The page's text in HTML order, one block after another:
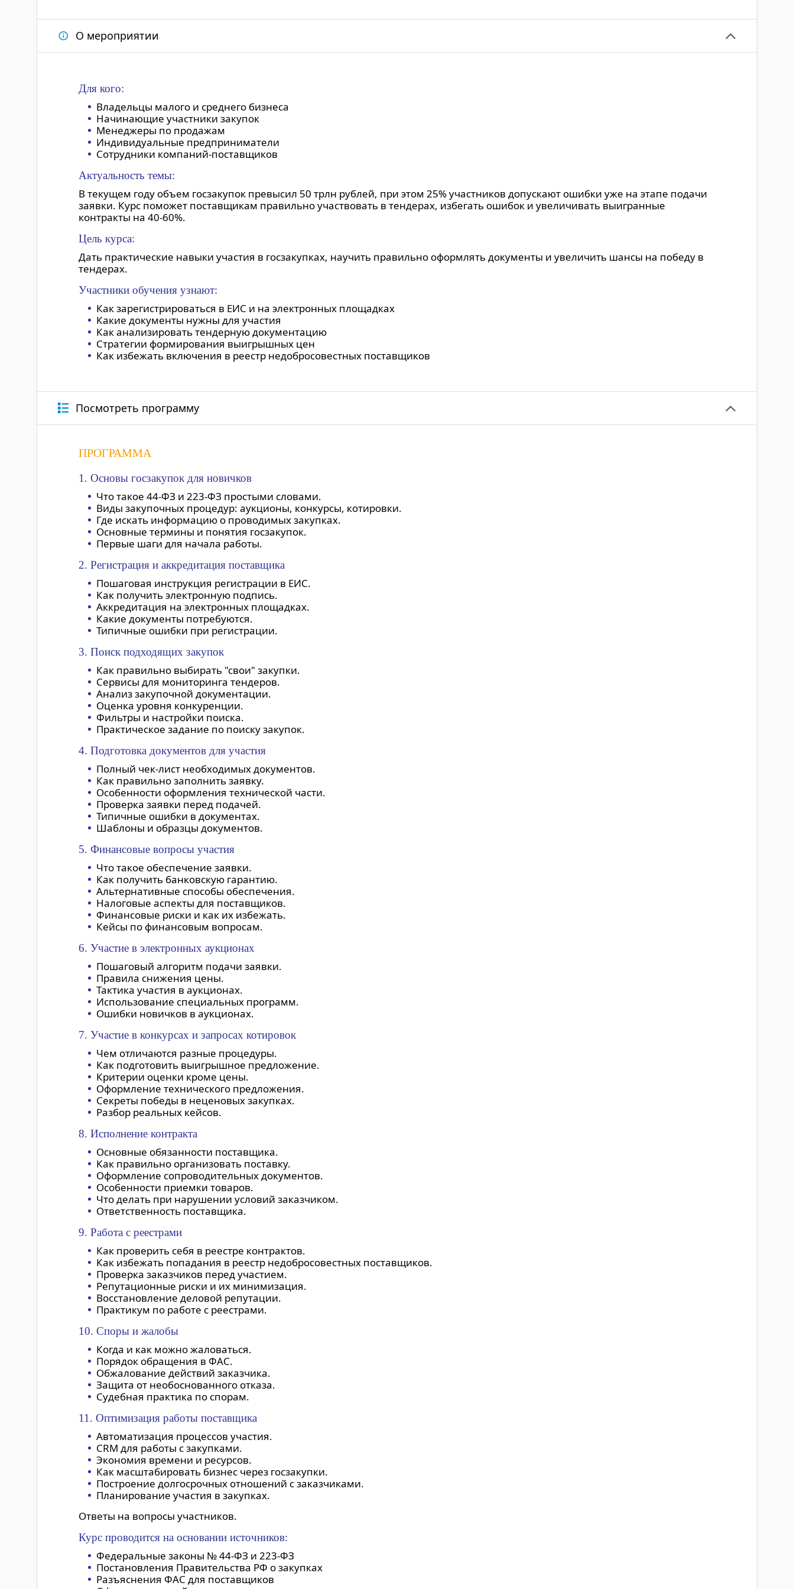
О мероприятии
Для кого:
Владельцы малого и среднего бизнеса
Начинающие участники закупок
Менеджеры по продажам
Индивидуальные предприниматели
Сотрудники компаний-поставщиков
Актуальность темы:
В текущем году объем госзакупок превысил 50 трлн рублей, при этом 25% участников допускают ошибки уже на этапе подачи
заявки. Курс поможет поставщикам правильно участвовать в тендерах, избегать ошибок и увеличивать выигранные
контракты на 40-60%.
Цель курса:
Дать практические навыки участия в госзакупках, научить правильно оформлять документы и увеличить шансы на победу в
тендерах.
Участники обучения узнают:
Как зарегистрироваться в ЕИС и на электронных площадках
Какие документы нужны для участия
Как анализировать тендерную документацию
Стратегии формирования выигрышных цен
Как избежать включения в реестр недобросовестных поставщиков
Посмотреть программу
ПРОГРАММА
1. Основы госзакупок для новичков
Что такое 44-ФЗ и 223-ФЗ простыми словами.
Виды закупочных процедур: аукционы, конкурсы, котировки.
Где искать информацию о проводимых закупках.
Основные термины и понятия госзакупок.
Первые шаги для начала работы.
2. Регистрация и аккредитация поставщика
Пошаговая инструкция регистрации в ЕИС.
Как получить электронную подпись.
Аккредитация на электронных площадках.
Какие документы потребуются.
Типичные ошибки при регистрации.
3. Поиск подходящих закупок
Как правильно выбирать "свои" закупки.
Сервисы для мониторинга тендеров.
Анализ закупочной документации.
Оценка уровня конкуренции.
Фильтры и настройки поиска.
Практическое задание по поиску закупок.
4. Подготовка документов для участия
Полный чек-лист необходимых документов.
Как правильно заполнить заявку.
Особенности оформления технической части.
Проверка заявки перед подачей.
Типичные ошибки в документах.
Шаблоны и образцы документов.
5. Финансовые вопросы участия
Что такое обеспечение заявки.
Как получить банковскую гарантию.
Альтернативные способы обеспечения.
Налоговые аспекты для поставщиков.
Финансовые риски и как их избежать.
Кейсы по финансовым вопросам.
6. Участие в электронных аукционах
Пошаговый алгоритм подачи заявки.
Правила снижения цены.
Тактика участия в аукционах.
Использование специальных программ.
Ошибки новичков в аукционах.
7. Участие в конкурсах и запросах котировок
Чем отличаются разные процедуры.
Как подготовить выигрышное предложение.
Критерии оценки кроме цены.
Оформление технического предложения.
Секреты победы в неценовых закупках.
Разбор реальных кейсов.
8. Исполнение контракта
Основные обязанности поставщика.
Как правильно организовать поставку.
Оформление сопроводительных документов.
Особенности приемки товаров.
Что делать при нарушении условий заказчиком.
Ответственность поставщика.
9. Работа с реестрами
Как проверить себя в реестре контрактов.
Как избежать попадания в реестр недобросовестных поставщиков.
Проверка заказчиков перед участием.
Репутационные риски и их минимизация.
Восстановление деловой репутации.
Практикум по работе с реестрами.
10. Споры и жалобы
Когда и как можно жаловаться.
Порядок обращения в ФАС.
Обжалование действий заказчика.
Защита от необоснованного отказа.
Судебная практика по спорам.
11. Оптимизация работы поставщика
Автоматизация процессов участия.
CRM для работы с закупками.
Экономия времени и ресурсов.
Как масштабировать бизнес через госзакупки.
Построение долгосрочных отношений с заказчиками.
Планирование участия в закупках.
Ответы на вопросы участников.
Курс проводится на основании источников:
Федеральные законы № 44-ФЗ и 223-ФЗ
Постановления Правительства РФ о закупках
Разъяснения ФАС для поставщиков